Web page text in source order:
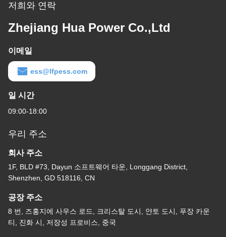
저희와 연락
Zhejiang Hua Power Co.,Ltd
이메일
ess@lfpess.com
일 시간
09:00-18:00
우리 주소
회사 주소
1F, BLD #73, Dayun 소프트웨어 타운, Longgang District,
Shenzhen, GD 518116, CN
공장 주소
8 번, 즈홍지에 사우스 로드, 크리스탈 도시, 얀토 도시, 푸장 카운
티, 진화 시, 저장성 프로비스, 중국